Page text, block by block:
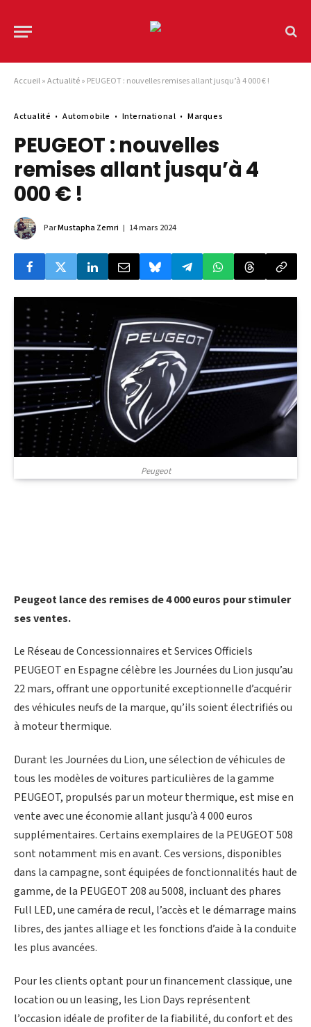
Accueil»Actualité» PEUGEOT : nouvelles remises allant jusqu’à 4 000 € !
Actualité Automobile International Marques
PEUGEOT : nouvelles
remises allant jusqu’à 4
000 € !
ParMustapha Zemri 14 mars 2024
Peugeot
Peugeot lance des remises de 4 000 euros pour stimuler
ses ventes.
Le Réseau de Concessionnaires et Services Officiels
PEUGEOT en Espagne célèbre les Journées du Lion jusqu’au
22 mars, offrant une opportunité exceptionnelle d’acquérir
des véhicules neufs de la marque, qu’ils soient électrifiés ou
à moteur thermique.
Durant les Journées du Lion, une sélection de véhicules de
tous les modèles de voitures particulières de la gamme
PEUGEOT, propulsés par un moteur thermique, est mise en
vente avec une économie allant jusqu’à 4 000 euros
supplémentaires. Certains exemplaires de la PEUGEOT 508
sont notamment mis en avant. Ces versions, disponibles
dans la campagne, sont équipées de fonctionnalités haut de
gamme, de la PEUGEOT 208 au 5008, incluant des phares
Full LED, une caméra de recul, l’accès et le démarrage mains
libres, des jantes alliage et les fonctions d’aide à la conduite
les plus avancées.
Pour les clients optant pour un financement classique, une
location ou un leasing, les Lion Days représentent
l’occasion idéale de profiter de la fiabilité, du confort et des